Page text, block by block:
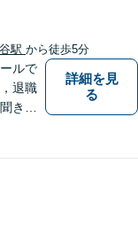
駅 から徒歩5分
ルで
退職
き、
てき
気軽
詳細を見
る